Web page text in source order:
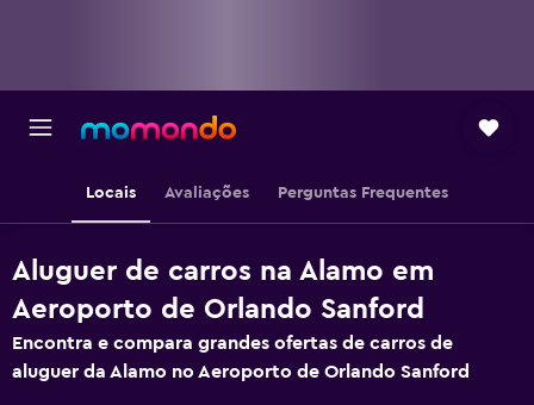
Locais Avaliações Perguntas Frequentes
Aluguer de carros na Alamo em
Aeroporto de Orlando Sanford
Encontra e compara grandes ofertas de carros de
aluguer da Alamo no Aeroporto de Orlando Sanford